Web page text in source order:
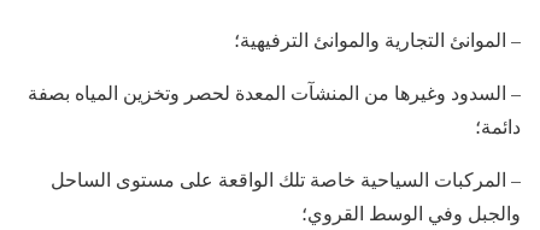
– الموانئ التجارية والموانئ الترفيهية؛
– السدود وغيرها من المنشآت المعدة لحصر وتخزين المياه بصفة
دائمة؛
– المركبات السياحية خاصة تلك الواقعة على مستوى الساحل
والجبل وفي الوسط القروي؛